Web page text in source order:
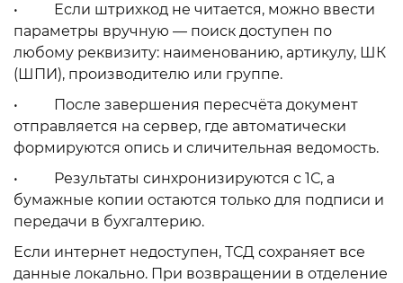
• Если штрихкод не читается, можно ввести
параметры вручную — поиск доступен по
любому реквизиту: наименованию, артикулу, ШК
(ШПИ), производителю или группе.
• После завершения пересчёта документ
отправляется на сервер, где автоматически
формируются опись и сличительная ведомость.
• Результаты синхронизируются с 1С, а
бумажные копии остаются только для подписи и
передачи в бухгалтерию.
Если интернет недоступен, ТСД сохраняет все
данные локально. При возвращении в отделение